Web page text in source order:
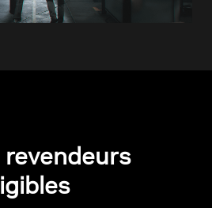
revendeurs